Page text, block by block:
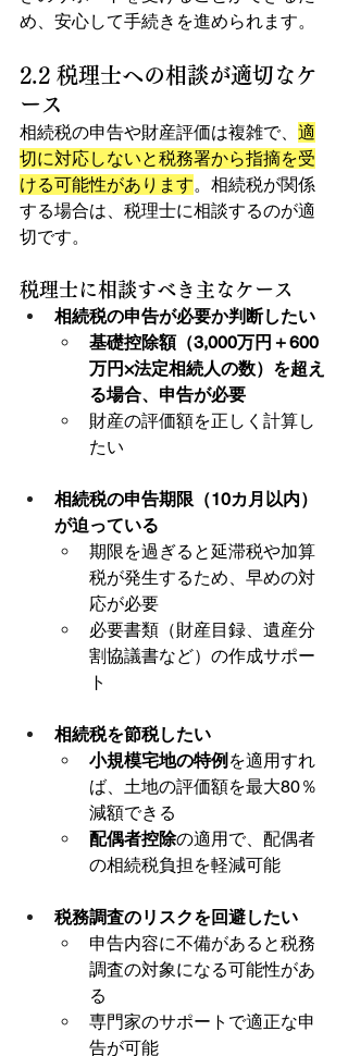
め、安心して手続きを進められます。
2.2 税理士への相談が適切なケ
ース
相続税の申告や財産評価は複雑で、 適
切に対応しないと税務署から指摘を受
ける可能性があります。相続税が関係
する場合は、税理士に相談するのが適
切です。
税理士に相談すべき主なケース
相続税の申告が必要か判断したい
基礎控除額（3,000万円＋600
万円×法定相続人の数）を超え
る場合、申告が必要
財産の評価額を正しく計算し
たい
相続税の申告期限（10カ月以内）
が迫っている
期限を過ぎると延滞税や加算
税が発生するため、早めの対
応が必要
必要書類（財産目録、遺産分
割協議書など）の作成サポー
ト
相続税を節税したい
小規模宅地の特例 を適用すれ
ば、土地の評価額を最大80％
減額できる
配偶者控除の適用で、配偶者
の相続税負担を軽減可能
税務調査のリスクを回避したい
申告内容に不備があると税務
調査の対象になる可能性があ
る
専門家のサポートで適正な申
告が可能